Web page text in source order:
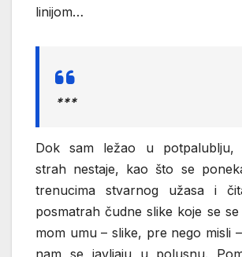
linijom…
***
Dok sam ležao u potpalublju,
strah nestaje, kao što se
trenucima stvarnog užasa i
posmatrah čudne slike koje se
mom umu – slike, pre nego misli